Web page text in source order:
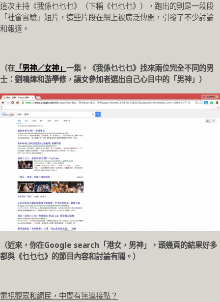
這次主持《我係乜乜乜》（下稱《乜乜乜》），跑出的則是一段段
「社會實驗」短片，這些片段在網上被廣泛傳開，引發了不少討論
和報道。
（在 「男神／女神」 一集，《我係乜乜乜》找來兩位完全不同的男
士：劉鳴煒和游學修，讓女參加者選出自己心目中的「男神」）
（近來，你在Google search「港女，男神」，頭幾頁的結果好多
都與《乜乜乜》的節目內容和討論有關。）
電視觀眾和網民，中間有無連接點？